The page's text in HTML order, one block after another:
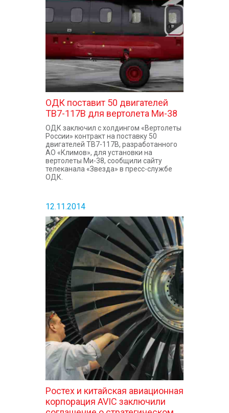
КОНТАКТЫ
ОДК поставит 50 двигателей
ТВ7-117В для вертолета Ми-38
ОДК заключил с холдингом «Вертолеты
России» контракт на поставку 50
двигателей ТВ7-117В, разработанного
АО «Климов», для установки на
вертолеты Ми-38, сообщили сайту
телеканала «Звезда» в пресс-службе
ОДК.
12.11.2014
Ростех и китайская авиационная
корпорация AVIC заключили